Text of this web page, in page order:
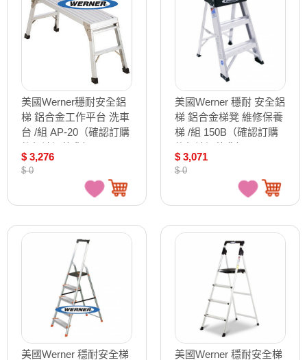
美國Werner穩耐安全鋁
梯 鋁合金工作平台 洗車
台 /組 AP-20（確認訂購
$ 3,276
$ 0
美國Werner 穩耐 安全鋁
梯 鋁合金梯凳 維修保養
梯 /組 150B（確認訂購
$ 3,071
$ 0
美國Werner 穩耐安全梯
美國Werner 穩耐安全梯